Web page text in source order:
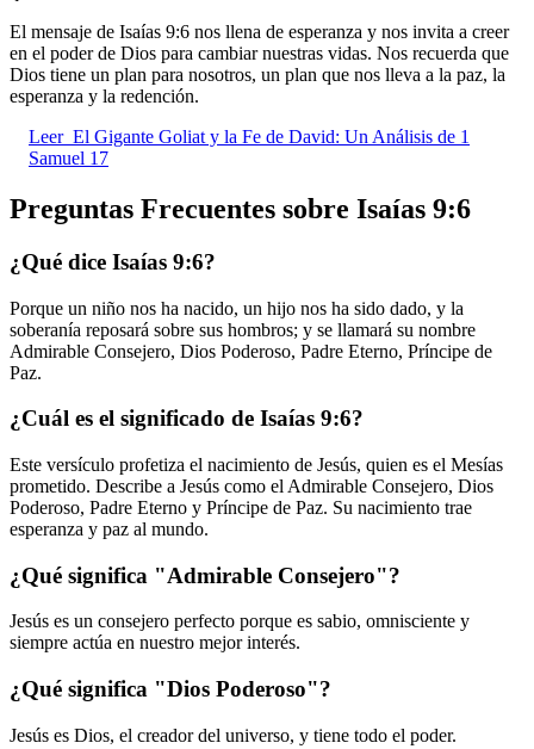
El mensaje de Isaías 9:6 nos llena de esperanza y nos invita a creer
en el poder de Dios para cambiar nuestras vidas. Nos recuerda que
Dios tiene un plan para nosotros, un plan que nos lleva a la paz, la
esperanza y la redención.
Leer El Gigante Goliat y la Fe de David: Un Análisis de 1
Samuel 17
Preguntas Frecuentes sobre Isaías 9:6
¿Qué dice Isaías 9:6?
Porque un niño nos ha nacido, un hijo nos ha sido dado, y la
soberanía reposará sobre sus hombros; y se llamará su nombre
Admirable Consejero, Dios Poderoso, Padre Eterno, Príncipe de
Paz.
¿Cuál es el significado de Isaías 9:6?
Este versículo profetiza el nacimiento de Jesús, quien es el Mesías
prometido. Describe a Jesús como el Admirable Consejero, Dios
Poderoso, Padre Eterno y Príncipe de Paz. Su nacimiento trae
esperanza y paz al mundo.
¿Qué significa "Admirable Consejero"?
Jesús es un consejero perfecto porque es sabio, omnisciente y
siempre actúa en nuestro mejor interés.
¿Qué significa "Dios Poderoso"?
Jesús es Dios, el creador del universo, y tiene todo el poder.